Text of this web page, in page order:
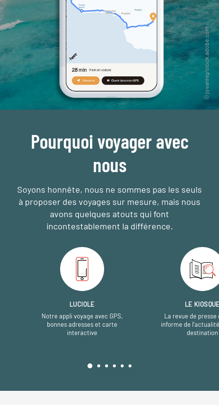
Pourquoi voyager avec
nous
Soyons honnête, nous ne sommes pas les seuls
à proposer des voyages sur mesure, mais nous
avons quelques atouts qui font
incontestablement la différence.
LUCIOLE
Notre appli voyage avec GPS,
bonnes adresses et carte
interactive
LE
La revue de presse
informe de
destination